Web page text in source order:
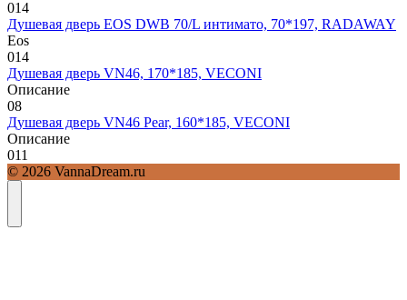
014
Душевая дверь EOS DWB 70/L интимато, 70*197, RADAWAY
Eos
014
Душевая дверь VN46, 170*185, VECONI
Описание
08
Душевая дверь VN46 Pear, 160*185, VECONI
Описание
011
© 2026 VannaDream.ru